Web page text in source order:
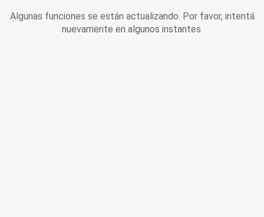
Algunas funciones se están actualizando. Por favor, intentá
nuevamente en algunos instantes.